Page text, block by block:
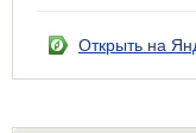
Открыть на